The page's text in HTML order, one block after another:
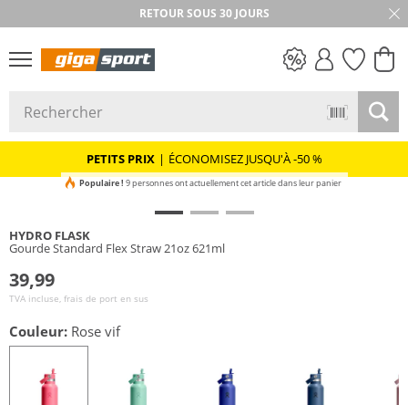
RETOUR SOUS 30 JOURS
PETITS PRIX | ÉCONOMISEZ JUSQU'À -50 %
Populaire ! 9 personnes ont actuellement cet article dans leur panier
HYDRO FLASK
Gourde Standard Flex Straw 21oz 621ml
39,99
TVA incluse, frais de port en sus
Couleur: Rose vif